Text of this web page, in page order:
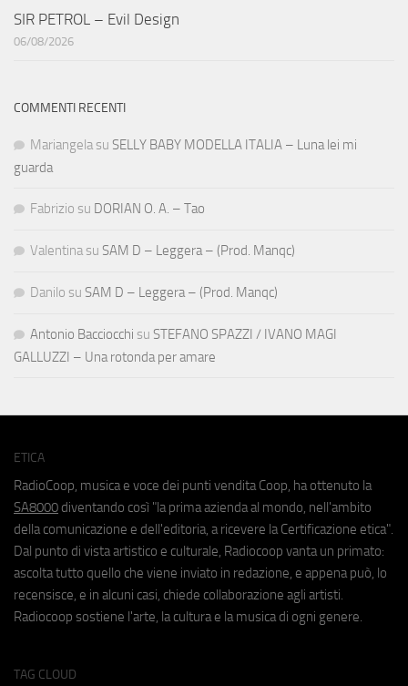
SIR PETROL – Evil Design
06/08/2026
COMMENTI RECENTI
Mariangela su SELLY BABY MODELLA ITALIA – Luna lei mi
guarda
Fabrizio su DORIAN O. A. – Tao
Valentina su SAM D – Leggera – (Prod. Manqc)
Danilo su SAM D – Leggera – (Prod. Manqc)
Antonio Bacciocchi su STEFANO SPAZZI / IVANO MAGI
GALLUZZI – Una rotonda per amare
ETICA
RadioCoop, musica e voce dei punti vendita Coop, ha ottenuto la
SA8000 diventando così "la prima azienda al mondo, nell'ambito
della comunicazione e dell'editoria, a ricevere la Certificazione etica".
Dal punto di vista artistico e culturale, Radiocoop vanta un primato:
ascolta tutto quello che viene inviato in redazione, e appena può, lo
recensisce, e in alcuni casi, chiede collaborazione agli artisti.
Radiocoop sostiene l'arte, la cultura e la musica di ogni genere.
TAG CLOUD